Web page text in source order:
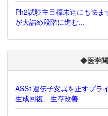
Ph2試験主目標未達にも怯
が大詰め段階に進む...
◆医学
ASS1遺伝子変異を正すプラ
生成回復、生存改善